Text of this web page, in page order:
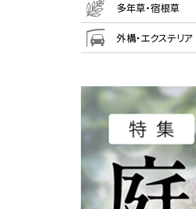
多年草・宿根草
外構・エクステリア